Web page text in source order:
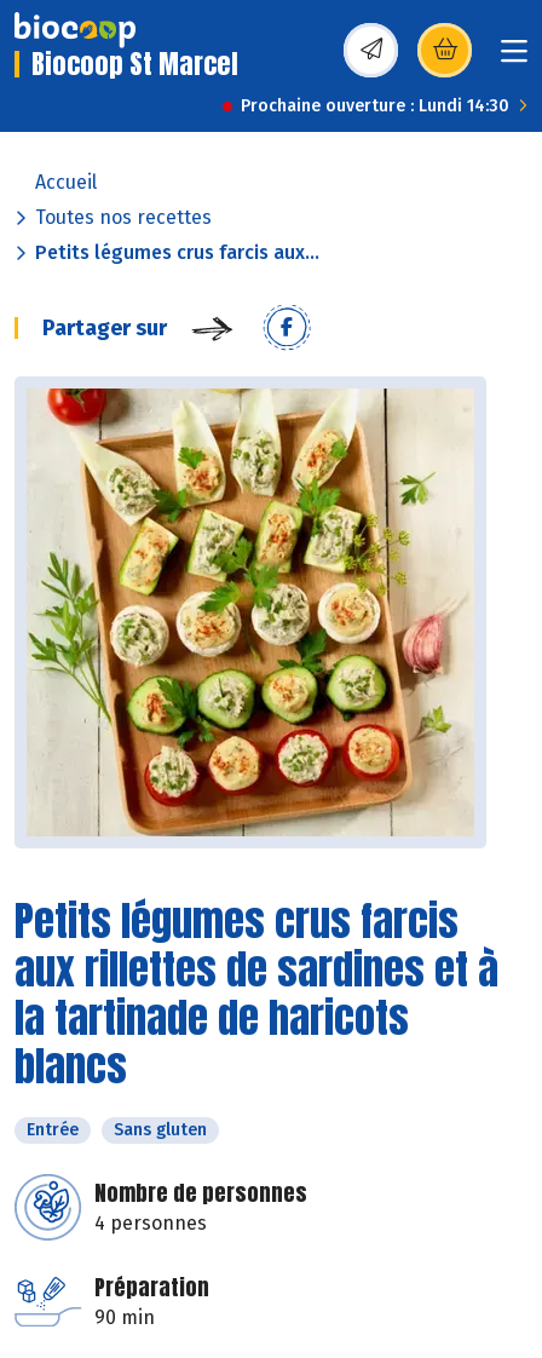
Biocoop St Marcel (s’ouvre dans une
Prochaine ouverture : Lundi 14:30
Accueil
Toutes nos recettes
Petits légumes crus farcis aux...
Partager sur
Petits légumes crus farcis
aux rillettes de sardines et à
la tartinade de haricots
blancs
Entrée Sans gluten
Nombre de personnes
4 personnes
Préparation
90 min